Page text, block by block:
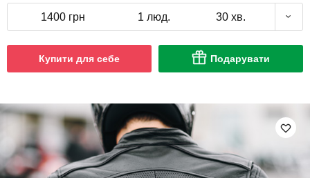
1400 грн 1 люд. 30 хв.
Купити для себе Подарувати